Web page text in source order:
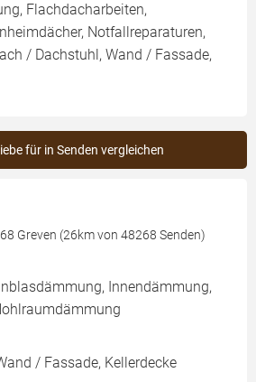
Flachdacharbeiten,
Notfallreparaturen,
/ Dachstuhl, Wand / Fassade,
für in Senden vergleichen
Greven (26km von 48268 Senden)
Innendämmung,
/ Fassade, Kellerdecke